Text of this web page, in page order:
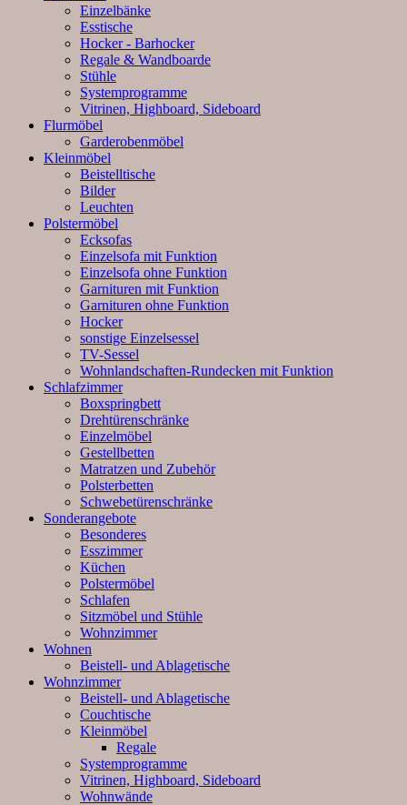
Einzelbänke
Esstische
Hocker - Barhocker
Regale & Wandboarde
Stühle
Systemprogramme
Vitrinen, Highboard, Sideboard
Flurmöbel
Garderobenmöbel
Kleinmöbel
Beistelltische
Bilder
Leuchten
Polstermöbel
Ecksofas
Einzelsofa mit Funktion
Einzelsofa ohne Funktion
Garnituren mit Funktion
Garnituren ohne Funktion
Hocker
sonstige Einzelsessel
TV-Sessel
Wohnlandschaften-Rundecken mit Funktion
Schlafzimmer
Boxspringbett
Drehtürenschränke
Einzelmöbel
Gestellbetten
Matratzen und Zubehör
Polsterbetten
Schwebetürenschränke
Sonderangebote
Besonderes
Esszimmer
Küchen
Polstermöbel
Schlafen
Sitzmöbel und Stühle
Wohnzimmer
Wohnen
Beistell- und Ablagetische
Wohnzimmer
Beistell- und Ablagetische
Couchtische
Kleinmöbel
Regale
Systemprogramme
Vitrinen, Highboard, Sideboard
Wohnwände